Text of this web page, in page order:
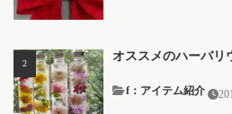
オススメのハーバリ
f：アイテム紹介